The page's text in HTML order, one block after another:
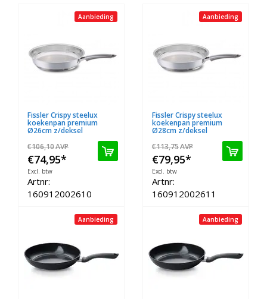
Aanbieding
Fissler Crispy steelux
koekenpan premium
Ø26cm z/deksel
€106,10AVP
€74,95*
Excl. btw
Artnr:
160912002610
Aanbieding
Fissler Crispy steelux
koekenpan premium
Ø28cm z/deksel
€113,75AVP
€79,95*
Excl. btw
Artnr:
160912002611
Aanbieding Aanbieding